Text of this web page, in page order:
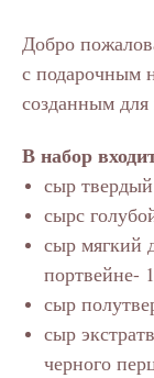
Добро
с подарочным
созданным
В набор
сыр
сырс
сыр мягкий
портвейне-
сыр
сыр
черного